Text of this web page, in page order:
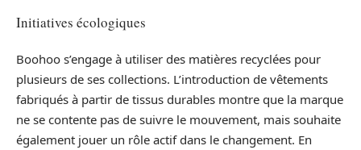
Initiatives écologiques
Boohoo s’engage à utiliser des matières recyclées pour
plusieurs de ses collections. L’introduction de vêtements
fabriqués à partir de tissus durables montre que la marque
ne se contente pas de suivre le mouvement, mais souhaite
également jouer un rôle actif dans le changement. En